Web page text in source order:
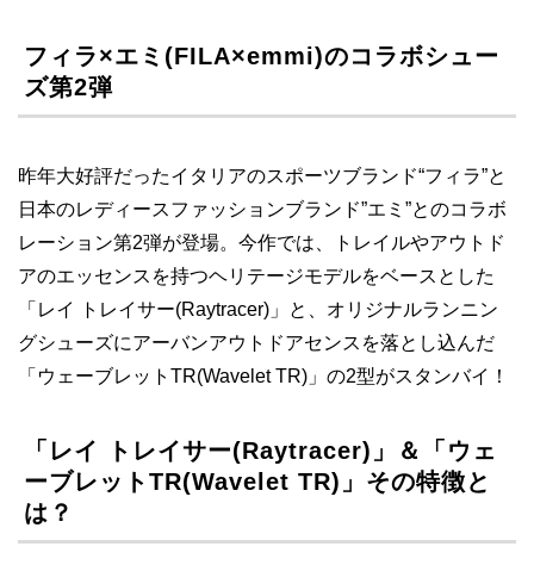
フィラ×エミ(FILA×emmi)のコラボシュー
ズ第2弾
昨年大好評だったイタリアのスポーツブランド“フィラ”と
日本のレディースファッションブランド”エミ”とのコラボ
レーション第2弾が登場。今作では、トレイルやアウトド
アのエッセンスを持つヘリテージモデルをベースとした
「レイ トレイサー(Raytracer)」と、オリジナルランニン
グシューズにアーバンアウトドアセンスを落とし込んだ
「ウェーブレットTR(Wavelet TR)」の2型がスタンバイ！
「レイ トレイサー(Raytracer)」＆「ウェ
ーブレットTR(Wavelet TR)」その特徴と
は？